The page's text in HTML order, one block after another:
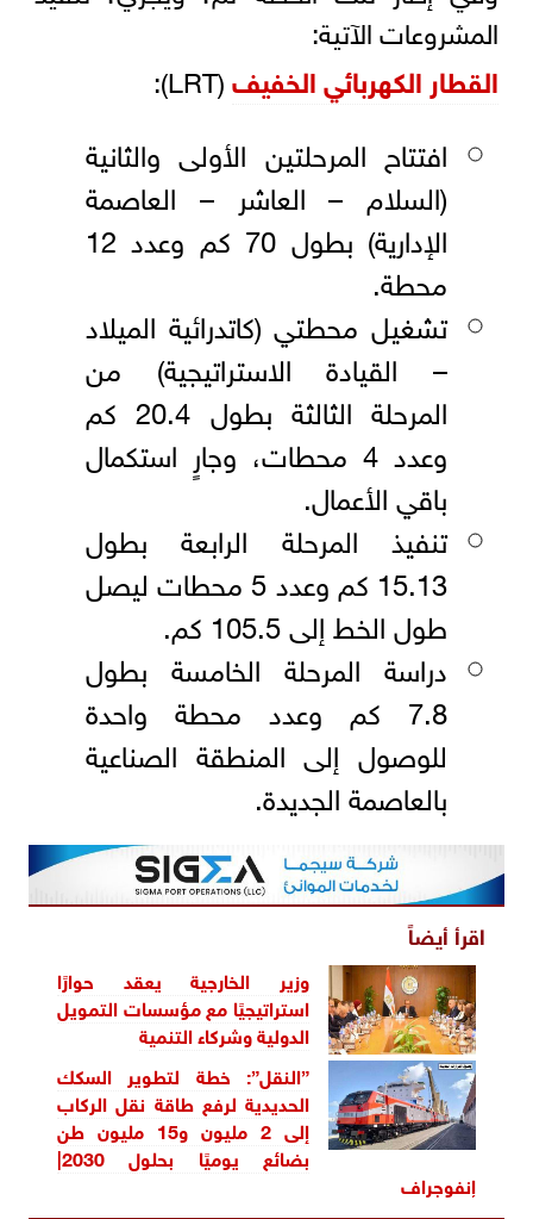
المشروعات الآتية:
القطار الكهربائي الخفيف(LRT):
افتتاح المرحلتين الأولى والثانية
(السلام – العاشر – العاصمة
الإدارية) بطول 70 كم وعدد 12
محطة.
تشغيل محطتي (كاتدرائية الميلاد
– القيادة الاستراتيجية) من
المرحلة الثالثة بطول 20.4 كم
وعدد 4 محطات، وجارٍ استكمال
باقي الأعمال.
تنفيذ المرحلة الرابعة بطول
15.13 كم وعدد 5 محطات ليصل
طول الخط إلى 105.5 كم.
دراسة المرحلة الخامسة بطول
7.8 كم وعدد محطة واحدة
للوصول إلى المنطقة الصناعية
بالعاصمة الجديدة.
اقرأ أيضاً
وزير الخارجية يعقد حوارًا
استراتيجيًا مع مؤسسات التمويل
الدولية وشركاء التنمية
”النقل”: خطة لتطوير السكك
الحديدية لرفع طاقة نقل الركاب
إلى 2 مليون و15 مليون طن
بضائع يوميًا بحلول 2030|
إنفوجراف